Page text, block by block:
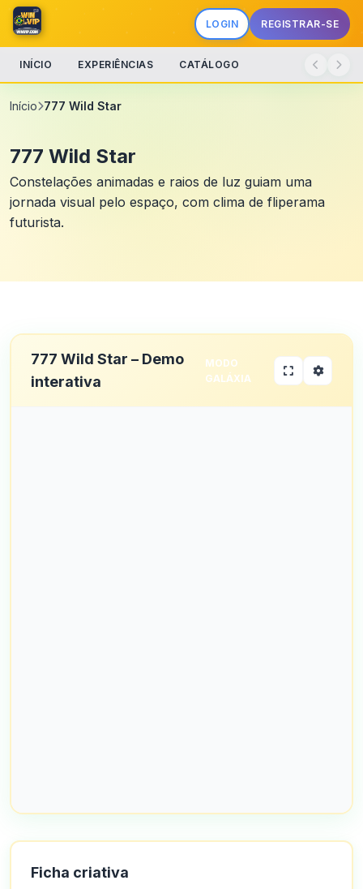
LOGIN REGISTRAR-SE
INÍCIO EXPERIÊNCIAS CATÁLOGO
Início 777 Wild Star
777 Wild Star
Constelações animadas e raios de luz guiam uma
jornada visual pelo espaço, com clima de fliperama
futurista.
777 Wild Star – Demo
interativa
MODO
GALÁXIA
Ficha criativa